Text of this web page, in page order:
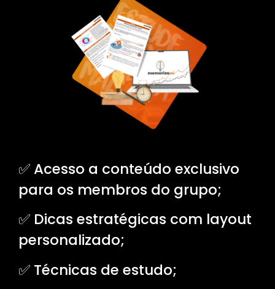
✅ Acesso a conteúdo exclusivo
para os membros do grupo;
✅ Dicas estratégicas com layout
personalizado;
✅ Técnicas de estudo;